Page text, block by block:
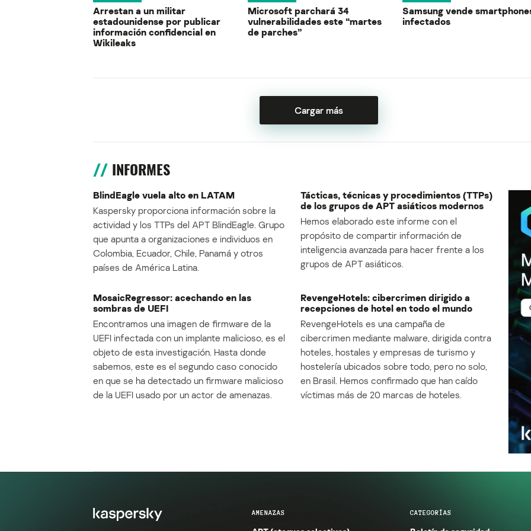
Arrestan a un militar
estadounidense por publicar
información confidencial en
Wikileaks
Microsoft parchará 34
vulnerabilidades este “martes
de parches”
Samsung vende
infectados
Cargar más
INFORMES
BlindEagle vuela alto en LATAM
Kaspersky proporciona información sobre la
actividad y los TTPs del APT BlindEagle. Grupo
que apunta a organizaciones e individuos en
Colombia, Ecuador, Chile, Panamá y otros
países de América Latina.
Tácticas, técnicas y procedimientos (TTPs)
de los grupos de APT asiáticos modernos
Hemos elaborado este informe con el
propósito de compartir información de
inteligencia avanzada para hacer frente a los
grupos de APT asiáticos.
MosaicRegressor: acechando en las
sombras de UEFI
Encontramos una imagen de firmware de la
UEFI infectada con un implante malicioso, es el
objeto de esta investigación. Hasta donde
sabemos, este es el segundo caso conocido
en que se ha detectado un firmware malicioso
de la UEFI usado por un actor de amenazas.
RevengeHotels: cibercrimen dirigido a
recepciones de hotel en todo el mundo
RevengeHotels es una campaña de
cibercrimen mediante malware, dirigida contra
hoteles, hostales y empresas de turismo y
hostelería ubicados sobre todo, pero no solo,
en Brasil. Hemos confirmado que han caído
víctimas más de 20 marcas de hoteles.
AMENAZAS CATEGORÍAS